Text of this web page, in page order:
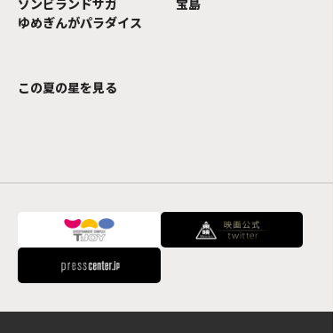
ゾンビランドサガ
ゆめぎんがパラダイス
宝島
この夏の星を見る